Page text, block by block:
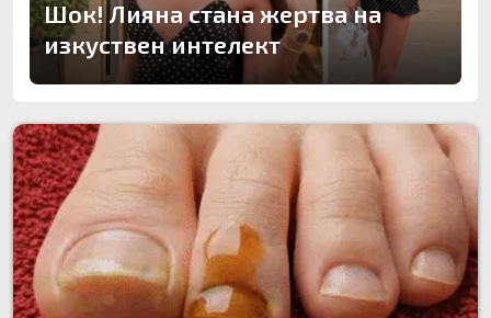
Шок! Лияна стана жертва на
изкуствен интелект